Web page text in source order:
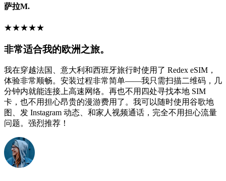
萨拉M.
★★★★★
非常适合我的欧洲之旅。
我在穿越法国、意大利和西班牙旅行时使用了 Redex eSIM，
体验非常顺畅。安装过程非常简单——我只需扫描二维码，几
分钟内就能连接上高速网络。再也不用四处寻找本地 SIM
卡，也不用担心昂贵的漫游费用了。我可以随时使用谷歌地
图、发 Instagram 动态、和家人视频通话，完全不用担心流量
问题。强烈推荐！